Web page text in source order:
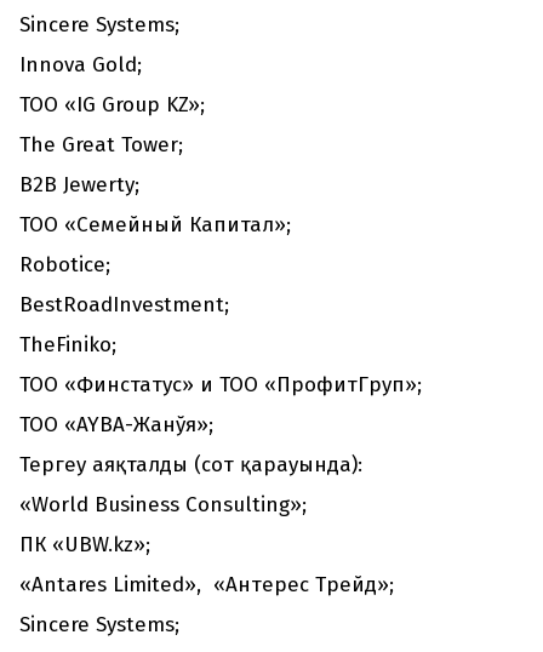
Sincere Systems;
Innova Gold;
ТОО «IG Group KZ»;
Тhe Great Tower;
B2B Jewerty;
ТОО «Семейный Капитал»;
Robotice;
BestRoadInvestment;
TheFiniko;
ТОО «Финстатус» и ТОО «ПрофитГруп»;
ТОО «AYBA-Жанўя»;
Тергеу аяқталды (сот қарауында):
«World Business Consulting»;
ПК «UBW.kz»;
«Antares Limited», «Антерес Трейд»;
Sincere Systems;